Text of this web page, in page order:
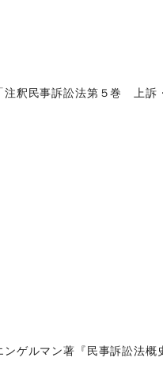
注釈民事訴訟法第５巻 上
ゲルマン著『民事訴訟法概